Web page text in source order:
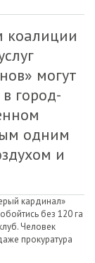
могут
город-
одним
и
кардинал»
без 120 га
Человек
прокуратура